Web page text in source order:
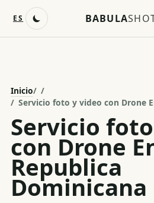
ES BABULA
Inicio
/
Servicio foto y video con Drone
Servicio
con Drone
Republica
Dominicana